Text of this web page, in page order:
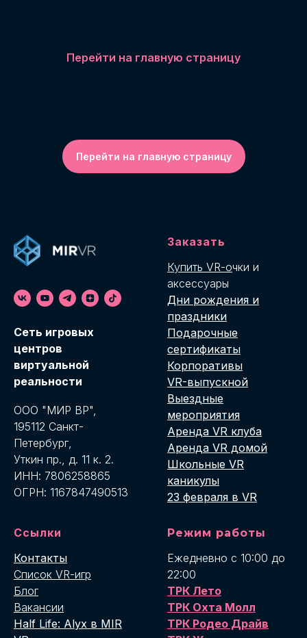
Перейти на главную страницу
Перейти на главную страницу
Cеть игровых
центров
виртуальной
реальности
ООО "МИР ВР",
195112 Санкт-
Петербург,
Уткин пр., д. 11 к. 2.
ИНН: 7806258865
ОГРН: 1167847490513
Заказать
Купить VR-очки и
аксессуары
Дни рождения и
праздники
Подарочные
сертификаты
Корпоративы
VR-выпускной
Выездные
мероприятия
Аренда VR клуба
Аренда VR домой
Школьные VR
каникулы
23 февраля в VR
Ссылки
Контакты
Список VR-игр
Блог
Вакансии
Half Life: Alyx в MIR
Режим работы
Ежедневно с 10:00 до
22:00
ТРК Лето
ТРК Охта Молл
ТРК Родео Драйв